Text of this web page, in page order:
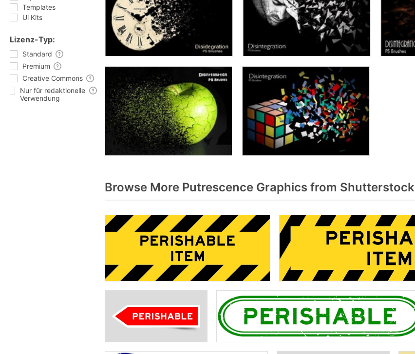
Templates
Ui Kits
Lizenz-Typ:
Standard
Premium
Creative Commons
Nur für redaktionelle
Verwendung
Browse More Putrescence Graphics from Shutterstock